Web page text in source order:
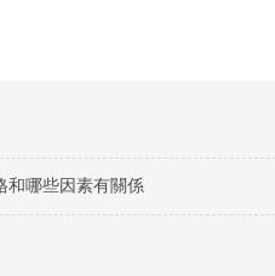
和哪些因素有關係